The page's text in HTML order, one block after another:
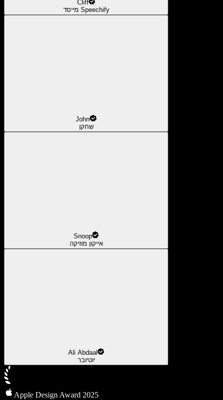
Cliff
מייסד Speechify
John
שחקן
Snoop
אייקון מוזיקה
Ali Abdaal
יוטיובר
Apple Design Award 2025